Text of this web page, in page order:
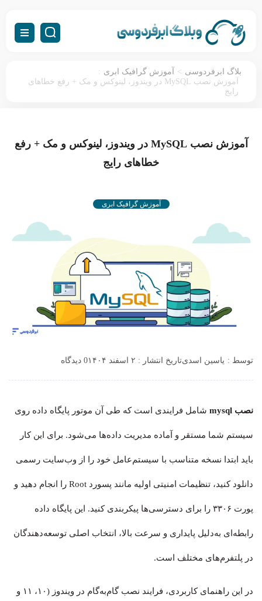
بلاگ ابرفردوسی > آموزش گرافیک ابری :
آموزش نصب MySQL در ویندوز، لینوکس و مک + رفع خطاهای
رایج
آموزش نصب MySQL در ویندوز، لینوکس و مک + رفع
خطاهای رایج
آموزش گرافیک ابری
توسط : یاسین اسدیتاریخ انتشار : ۲ اسفند ۱۴۰۴ 0 دیدگاه
نصب mysql شامل فرایندی است که طی آن موتور پایگاه داده روی
سیستم شما مستقر و آماده مدیریت داده‌ها می‌شود. برای این کار
باید ابتدا نسخه متناسب با سیستم‌عامل خود را از وب‌سایت رسمی
دانلود کنید، تنظیمات امنیتی اولیه مانند پسورد Root را انجام دهید و
پورت ۳۳۰۶ را برای دسترسی‌ها پیکربندی کنید. این پایگاه داده
رابطه‌ای به‌دلیل پایداری و سرعت بالا، انتخاب اصلی توسعه‌دهندگان
در پلتفرم‌های مختلف است.
در این راهنمای کاربردی، فرایند نصب گام‌به‌گام در ویندوز (۱۰، ۱۱ و